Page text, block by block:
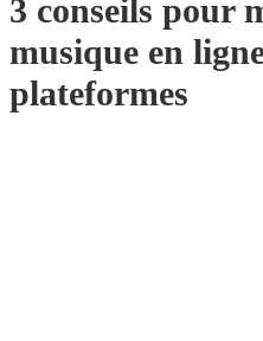
3 conseils pour
musique en
plateformes